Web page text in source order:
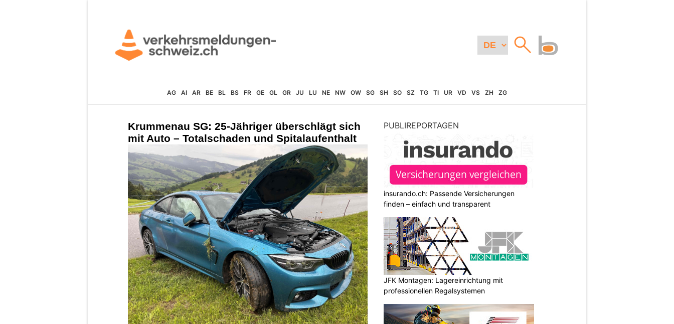
AG AI AR BE BL BS FR GE GL GR JU LU NE NW OW SG SH SO SZ TG TI UR VD VS ZH ZG
Krummenau SG: 25-Jähriger überschlägt sich
mit Auto – Totalschaden und Spitalaufenthalt
PUBLIREPORTAGEN
insurando.ch: Passende Versicherungen
finden – einfach und transparent
JFK Montagen: Lagereinrichtung mit
professionellen Regalsystemen